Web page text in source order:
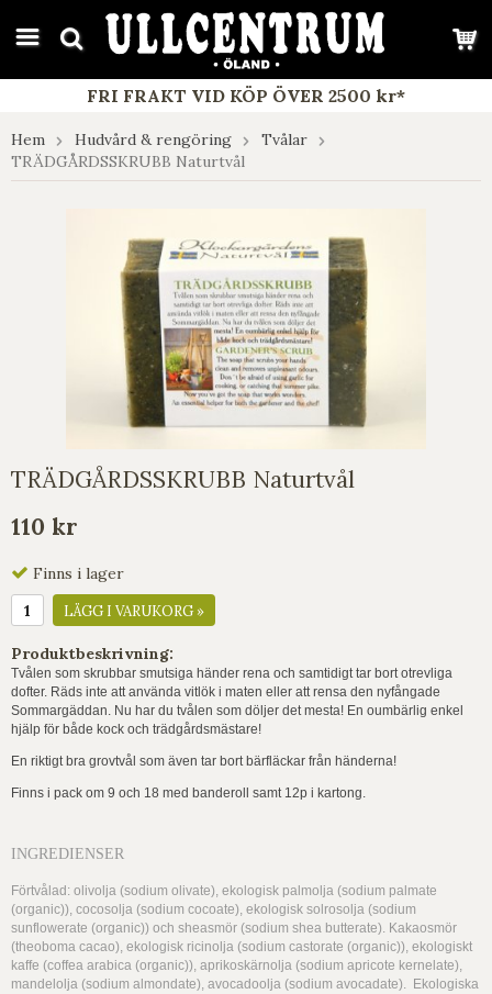
google-site-verification: google7e4b1026db5d9f32.html
FRI FRAKT VID KÖP ÖVER 2500 kr*
Hem Hudvård & rengöring
Tvålar
TRÄDGÅRDSSKRUBB Naturtvål
TRÄDGÅRDSSKRUBB Naturtvål
110 kr
Finns i lager
LÄGG I VARUKORG »
Produktbeskrivning:
Tvålen som skrubbar smutsiga händer rena och samtidigt tar bort otrevliga
dofter. Räds inte att använda vitlök i maten eller att rensa den nyfångade
Sommargäddan. Nu har du tvålen som döljer det mesta! En oumbärlig enkel
hjälp för både kock och trädgårdsmästare!
En riktigt bra grovtvål som även tar bort bärfläckar från händerna!
Finns i pack om 9 och 18 med banderoll samt 12p i kartong.
INGREDIENSER
Förtvålad: olivolja (sodium olivate), ekologisk palmolja (sodium palmate
(organic)), cocosolja (sodium cocoate), ekologisk solrosolja (sodium
sunflowerate (organic)) och sheasmör (sodium shea butterate). Kakaosmör
(theoboma cacao), ekologisk ricinolja (sodium castorate (organic)), ekologiskt
kaffe (coffea arabica (organic)), aprikoskärnolja (sodium apricote kernelate),
mandelolja (sodium almondate), avocadoolja (sodium avocadate). Ekologiska